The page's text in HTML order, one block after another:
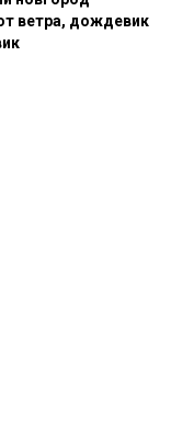
ветра, дождевик